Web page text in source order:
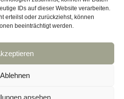
IDs auf dieser Website verarbeiten.
erteilst oder zurückziehst, können
beeinträchtigt werden.
Ablehnen
ansehen